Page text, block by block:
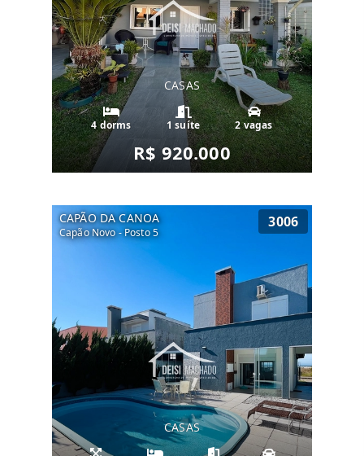
CASAS
4 dorms 1 suíte 2 vagas
R$ 920.000
CAPÃO DA CANOA
Capão Novo - Posto 5
3006
CASAS